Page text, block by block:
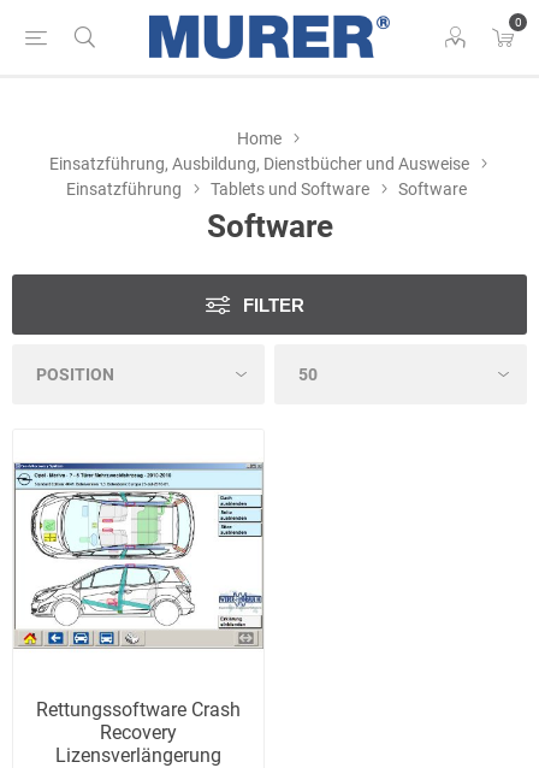
0
Home
Einsatzführung, Ausbildung, Dienstbücher und Ausweise
Einsatzführung
Tablets und Software Software
Software
FILTER
Rettungssoftware Crash
Recovery
Lizensverlängerung